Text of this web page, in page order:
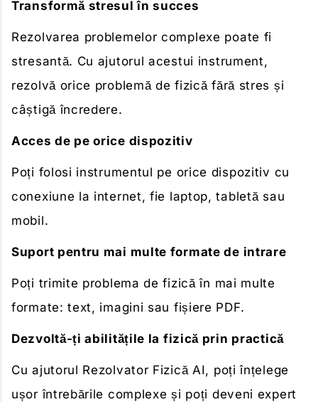
Transformă stresul în succes
Rezolvarea problemelor complexe poate fi
stresantă. Cu ajutorul acestui instrument,
rezolvă orice problemă de fizică fără stres și
câștigă încredere.
Acces de pe orice dispozitiv
Poți folosi instrumentul pe orice dispozitiv cu
conexiune la internet, fie laptop, tabletă sau
mobil.
Suport pentru mai multe formate de intrare
Poți trimite problema de fizică în mai multe
formate: text, imagini sau fișiere PDF.
Dezvoltă-ți abilitățile la fizică prin practică
Cu ajutorul Rezolvator Fizică AI, poți înțelege
ușor întrebările complexe și poți deveni expert